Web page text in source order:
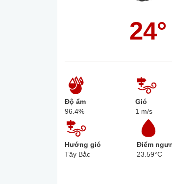
24°
Độ ẩm
96.4%
Gió
1 m/s
Hướng gió
Tây Bắc
Điểm
23.59°C